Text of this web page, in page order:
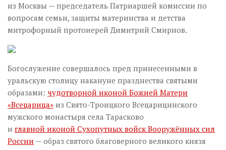
из Москвы — председатель Патриаршей комиссии по
вопросам семьи, защиты материнства и детства
митрофорный протоиерей Димитрий Смирнов.
Богослужение совершалось пред принесенными в
уральскую столицу накануне празднества святыми
образами: чудотворной иконой Божией Матери
«Всецарица» из Свято-Троицкого Всецарицинского
мужского монастыря села Тарасково
и главной иконой Сухопутных войск Вооружённых сил
России — образ святого благоверного великого князя